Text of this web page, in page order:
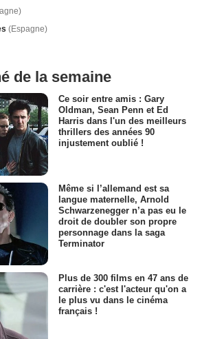
(Espagne)
de la semaine
Ce soir entre amis : Gary
Oldman, Sean Penn et Ed
Harris dans l'un des meilleurs
thrillers des années 90
injustement oublié !
Même si l’allemand est sa
langue maternelle, Arnold
Schwarzenegger n’a pas eu le
droit de doubler son propre
personnage dans la saga
Terminator
Plus de 300 films en 47 ans de
carrière : c'est l'acteur qu'on a
le plus vu dans le cinéma
français !